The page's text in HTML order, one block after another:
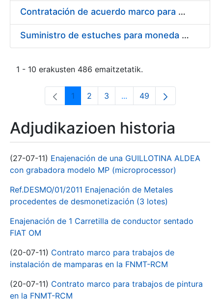
Contratación de acuerdo marco para el Suministro de Material de Electricidad para la Fábrica Nacional de Moneda y Timbre-Real Casa de la Moneda en su centro de trabajo de Burgos
Suministro de estuches para moneda de 30 €
1 - 10 erakusten 486 emaitzetatik.
Orrialdea
1 Orrialdea
2 Orrialdea
3 ...Intermediate Pages Use
Orrialdea
49
Adjudikazioen historia
(27-07-11) Enajenación de una GUILLOTINA ALDEA
con grabadora modelo MP (microprocessor)
Ref.DESMO/01/2011 Enajenación de Metales
procedentes de desmonetización (3 lotes)
Enajenación de 1 Carretilla de conductor sentado
FIAT OM
(20-07-11) Contrato marco para trabajos de
instalación de mamparas en la FNMT-RCM
(20-07-11) Contrato marco para trabajos de pintura
en la FNMT-RCM